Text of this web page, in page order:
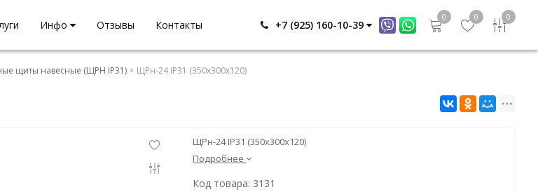
Инфо Отзывы Контакты +7 (925) 160-10-39
0 0 0
щиты навесные (ЩРН IP31) ЩРн-24 IP31 (350х300х120)
ЩРн-24 IP31 (350х300х120)
Подробнее
Код товара: 3131